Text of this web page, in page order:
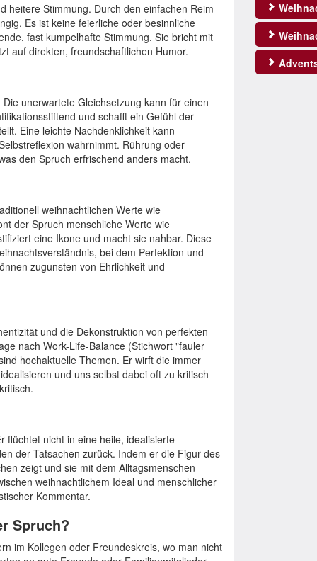
heitere Stimmung. Durch den einfachen Reim
Es ist keine feierliche oder besinnliche
fast kumpelhafte Stimmung. Sie bricht mit
auf direkten, freundschaftlichen Humor.
unerwartete Gleichsetzung kann für einen
und schafft ein Gefühl der
Eine leichte Nachdenklichkeit kann
wahrnimmt. Rührung oder
den Spruch erfrischend anders macht.
weihnachtlichen Werte wie
der Spruch menschliche Werte wie
eine Ikone und macht sie nahbar. Diese
bei dem Perfektion und
zugunsten von Ehrlichkeit und
und die Dekonstruktion von perfekten
nach Work-Life-Balance (Stichwort "fauler
hochaktuelle Themen. Er wirft die immer
und uns selbst dabei oft zu kritisch
flüchtet nicht in eine heile, idealisierte
der Tatsachen zurück. Indem er die Figur des
zeigt und sie mit dem Alltagsmenschen
weihnachtlichem Ideal und menschlicher
Kommentar.
Spruch?
im Kollegen oder Freundeskreis, wo man nicht